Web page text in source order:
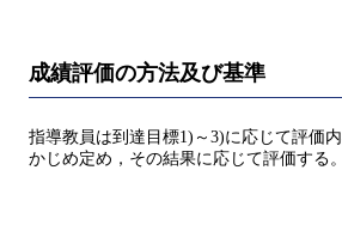
成績評価の方法及び基準
指導教員は到達目標1)～3)に応じて評価
かじめ定め，その結果に応じて評価する。